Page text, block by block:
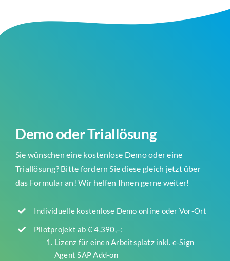
Demo oder Triallösung
Sie wünschen eine kostenlose Demo oder eine
Triallösung? Bitte fordern Sie diese gleich jetzt über
das Formular an! Wir helfen Ihnen gerne weiter!
Individuelle kostenlose Demo online oder Vor-Ort
Pilotprojekt ab € 4.390,–:
Lizenz für einen Arbeitsplatz inkl. e-Sign
Agent SAP Add-on